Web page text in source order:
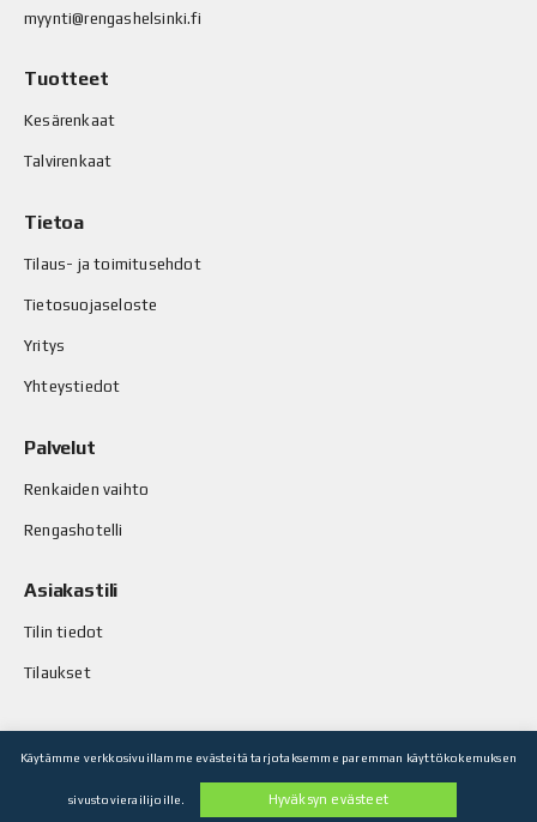
myynti@rengashelsinki.fi
Tuotteet
Kesärenkaat
Talvirenkaat
Tietoa
Tilaus- ja toimitusehdot
Tietosuojaseloste
Yritys
Yhteystiedot
Palvelut
Renkaiden vaihto
Rengashotelli
Asiakastili
Tilin tiedot
Tilaukset
© Stop-Rust Oy. Kaikki oikeudet pidätetään.
Käytämme verkkosivuillamme evästeitä tarjotaksemme paremman käyttökokemuksen
sivustovierailijoille. Hyväksyn evästeet